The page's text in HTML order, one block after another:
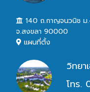
140 ถ.กาญจนวนิช ม
จ.สงขลา 90000
แผนที่ตั้ง
วิทย
โทร.